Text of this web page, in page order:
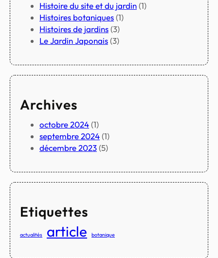
Histoire du site et du jardin(1)
Histoires botaniques(1)
Histoires de jardins(3)
Le Jardin Japonais(3)
Archives
octobre 2024(1)
septembre 2024(1)
décembre 2023(5)
Etiquettes
actualités article botanique